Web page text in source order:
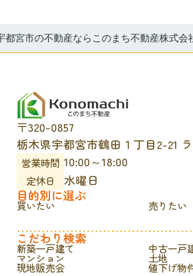
都宮市の不動産ならこのまち不動産株式会
〒320-0857
栃木県宇都宮市鶴田１丁目2-21
営業時間 10:00～18:00
定休日
水曜日
目的別に選ぶ
買いたい 売りたい
こだわり検索
新築一戸建て 中古一戸
マンション 土地
現地販売会 値下げ物